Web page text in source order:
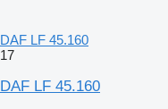
DAF LF 45.160
17
DAF LF 45.160